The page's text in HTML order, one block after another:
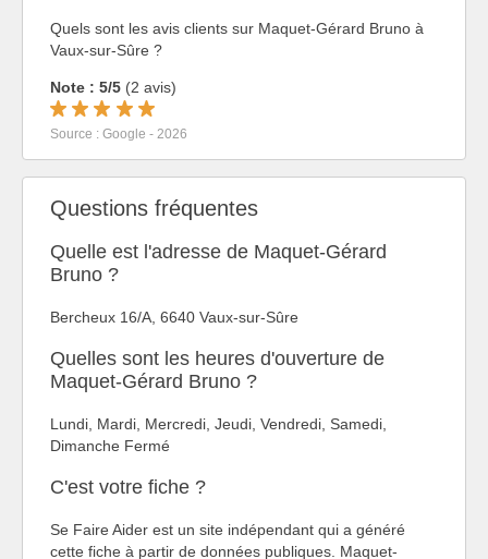
Quels sont les avis clients sur Maquet-Gérard Bruno à
Vaux-sur-Sûre ?
Note : 5/5 (2 avis)
Source : Google - 2026
Questions fréquentes
Quelle est l'adresse de Maquet-Gérard
Bruno ?
Bercheux 16/A, 6640 Vaux-sur-Sûre
Quelles sont les heures d'ouverture de
Maquet-Gérard Bruno ?
Lundi, Mardi, Mercredi, Jeudi, Vendredi, Samedi,
Dimanche Fermé
C'est votre fiche ?
Se Faire Aider est un site indépendant qui a généré
cette fiche à partir de données publiques. Maquet-